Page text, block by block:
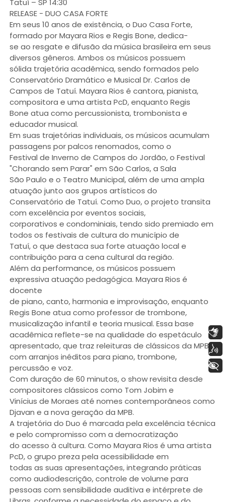
Tatuí – SP 14:30
RELEASE - DUO CASA FORTE
Em seus 10 anos de existência, o Duo Casa Forte,
formado por Mayara Rios e Regis Bone, dedica-
se ao resgate e difusão da música brasileira em seus
diversos gêneros. Ambos os músicos possuem
sólida trajetória acadêmica, sendo formados pelo
Conservatório Dramático e Musical Dr. Carlos de
Campos de Tatuí. Mayara Rios é cantora, pianista,
compositora e uma artista PcD, enquanto Regis
Bone atua como percussionista, trombonista e
educador musical.
Em suas trajetórias individuais, os músicos acumulam
passagens por palcos renomados, como o
Festival de Inverno de Campos do Jordão, o Festival
"Chorando sem Parar" em São Carlos, a Sala
São Paulo e o Teatro Municipal, além de uma ampla
atuação junto aos grupos artísticos do
Conservatório de Tatuí. Como Duo, o projeto transita
com excelência por eventos sociais,
corporativos e condominiais, tendo sido premiado em
todos os festivais de cultura do município de
Tatuí, o que destaca sua forte atuação local e
contribuição para a cena cultural da região.
Além da performance, os músicos possuem
expressiva atuação pedagógica. Mayara Rios é
docente
de piano, canto, harmonia e improvisação, enquanto
Regis Bone atua como professor de trombone,
musicalização infantil e teoria musical. Essa base
acadêmica reflete-se na qualidade do espetáculo
apresentado, que traz releituras de clássicos da MPB
com arranjos inéditos para piano, trombone,
percussão e voz.
Com duração de 60 minutos, o show revisita desde
compositores clássicos como Tom Jobim e
Vinícius de Moraes até nomes contemporâneos como
Djavan e a nova geração da MPB.
A trajetória do Duo é marcada pela excelência técnica
e pelo compromisso com a democratização
do acesso à cultura. Como Mayara Rios é uma artista
PcD, o grupo preza pela acessibilidade em
todas as suas apresentações, integrando práticas
como audiodescrição, controle de volume para
pessoas com sensibilidade auditiva e intérprete de
Libras
Voz